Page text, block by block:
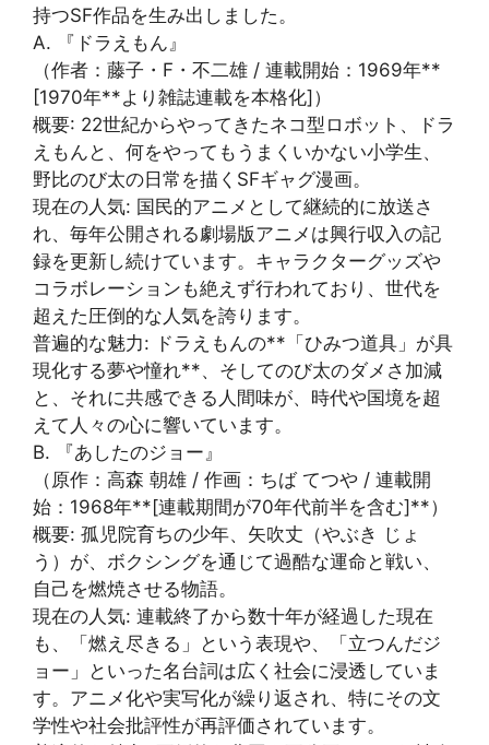
持つSF作品を生み出しました。
A. 『ドラえもん』
（作者：藤子・F・不二雄 / 連載開始：1969年**
[1970年**より雑誌連載を本格化]）
概要: 22世紀からやってきたネコ型ロボット、ドラ
えもんと、何をやってもうまくいかない小学生、
野比のび太の日常を描くSFギャグ漫画。
現在の人気: 国民的アニメとして継続的に放送さ
れ、毎年公開される劇場版アニメは興行収入の記
録を更新し続けています。キャラクターグッズや
コラボレーションも絶えず行われており、世代を
超えた圧倒的な人気を誇ります。
普遍的な魅力: ドラえもんの**「ひみつ道具」が具
現化する夢や憧れ**、そしてのび太のダメさ加減
と、それに共感できる人間味が、時代や国境を超
えて人々の心に響いています。
B. 『あしたのジョー』
（原作：高森 朝雄 / 作画：ちば てつや / 連載開
始：1968年**[連載期間が70年代前半を含む]**）
概要: 孤児院育ちの少年、矢吹丈（やぶき じょ
う）が、ボクシングを通じて過酷な運命と戦い、
自己を燃焼させる物語。
現在の人気: 連載終了から数十年が経過した現在
も、「燃え尽きる」という表現や、「立つんだジ
ョー」といった名台詞は広く社会に浸透していま
す。アニメ化や実写化が繰り返され、特にその文
学性や社会批評性が再評価されています。